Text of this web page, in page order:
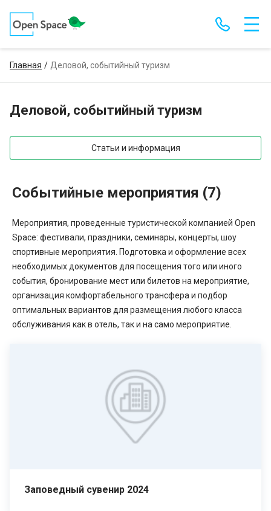
Главная Деловой, событийный туризм
Деловой, событийный туризм
Статьи и информация
Событийные мероприятия (7)
Мероприятия, проведенные туристической компанией Open
Space: фестивали, праздники, семинары, концерты, шоу
спортивные мероприятия. Подготовка и оформление всех
необходимых документов для посещения того или иного
события, бронирование мест или билетов на мероприятие,
организация комфортабельного трансфера и подбор
оптимальных вариантов для размещения любого класса
обслуживания как в отель, так и на само мероприятие.
Заповедный сувенир 2024